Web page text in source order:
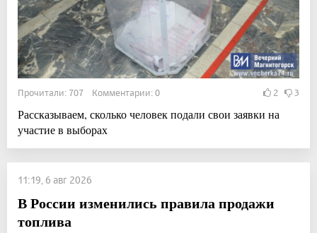
Прочитали: 707 Комментарии: 0 2 3
Рассказываем, сколько человек подали свои заявки на
участие в выборах
11:19, 6 авг 2026
В России изменились правила продажи
топлива